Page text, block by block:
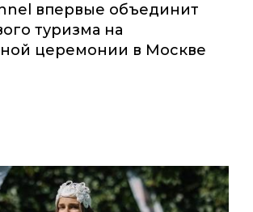
впервые объединит
туризма на
церемонии в Москве